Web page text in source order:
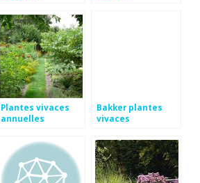
Plantes vivaces
annuelles
Bakker plantes
vivaces